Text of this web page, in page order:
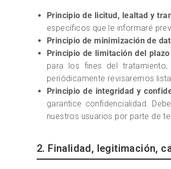
Principio de licitud, lealtad y
específicos que le informaré
Principio de minimización de
Principio de limitación del
para los fines del
periódicamente revisaremos
Principio de integridad y
garantice confidencialidad.
nuestros usuarios por parte de
2. Finalidad, legitimación,